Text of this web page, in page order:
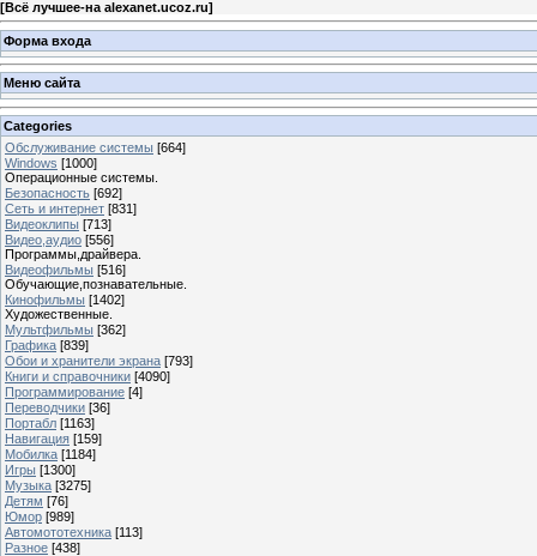
[Всё лучшее-на alexanet.ucoz.ru]
Форма входа
Меню сайта
Categories
Обслуживание системы [664]
Windows [1000]
Операционные системы.
Безопасность [692]
Сеть и интернет [831]
Видеоклипы [713]
Видео,аудио [556]
Программы,драйвера.
Видеофильмы [516]
Обучающие,познавательные.
Кинофильмы [1402]
Художественные.
Мультфильмы [362]
Графика [839]
Обои и хранители экрана [793]
Книги и справочники [4090]
Программирование [4]
Переводчики [36]
Портабл [1163]
Навигация [159]
Мобилка [1184]
Игры [1300]
Музыка [3275]
Детям [76]
Юмор [989]
Автомототехника [113]
Разное [438]